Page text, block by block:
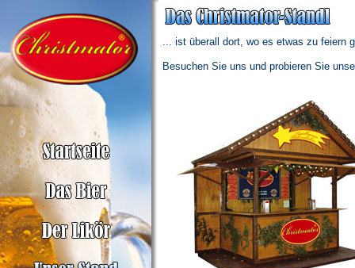
... ist überall dort, wo es etwas zu feiern
Besuchen Sie uns und probieren Sie